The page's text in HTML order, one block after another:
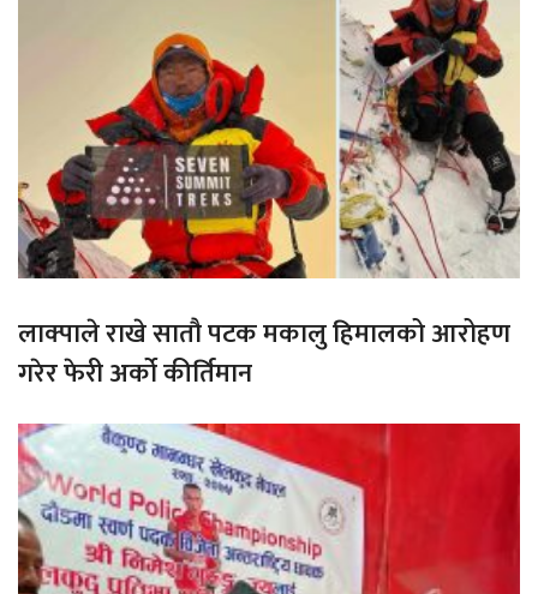
लाक्पाले राखे सातौ पटक मकालु हिमालको आरोहण
गरेर फेरी अर्को कीर्तिमान